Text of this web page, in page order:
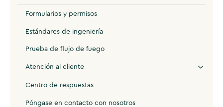
Formularios y permisos
Estándares de ingeniería
Prueba de flujo de fuego
Atención al cliente
Centro de respuestas
Póngase en contacto con nosotros